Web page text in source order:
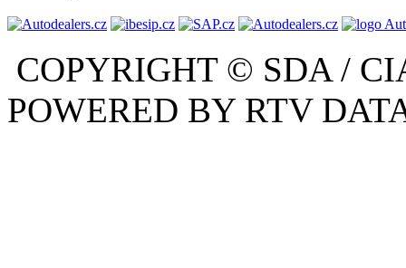
COPYRIGHT © SDA /
POWERED BY RTV